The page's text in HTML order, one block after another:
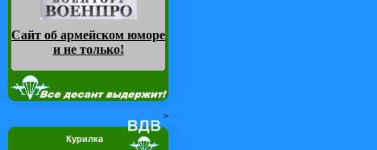
Сайт об армейском юморе
и не только!
>
Курилка